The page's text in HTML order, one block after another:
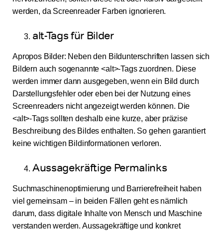
werden, da Screenreader Farben ignorieren.
alt-Tags für Bilder
Apropos Bilder: Neben den Bildunterschriften lassen sich
Bildern auch sogenannte <alt>-Tags zuordnen. Diese
werden immer dann ausgegeben, wenn ein Bild durch
Darstellungsfehler oder eben bei der Nutzung eines
Screenreaders nicht angezeigt werden können. Die
<alt>-Tags sollten deshalb eine kurze, aber präzise
Beschreibung des Bildes enthalten. So gehen garantiert
keine wichtigen Bildinformationen verloren.
Aussagekräftige Permalinks
Suchmaschinenoptimierung und Barrierefreiheit haben
viel gemeinsam – in beiden Fällen geht es nämlich
darum, dass digitale Inhalte von Mensch und Maschine
verstanden werden. Aussagekräftige und konkret